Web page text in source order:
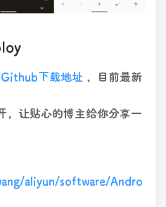
Github下载地址 ，目前最新
，让贴心的博主给你分享一
aliyun/software/Andro